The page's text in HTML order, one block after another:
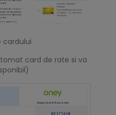
cardului
card de rate si va